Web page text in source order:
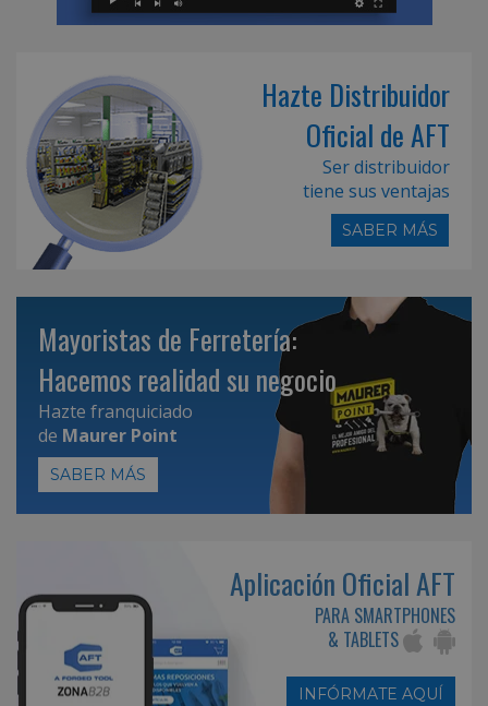
Hazte Distribuidor
Oficial de AFT
Ser distribuidor
tiene sus ventajas
SABER MÁS
Mayoristas de Ferretería:
Hacemos realidad su negocio
Hazte franquiciado
de Maurer Point
SABER MÁS
Aplicación Oficial AFT
PARA SMARTPHONES
& TABLETS
INFÓRMATE AQUÍ